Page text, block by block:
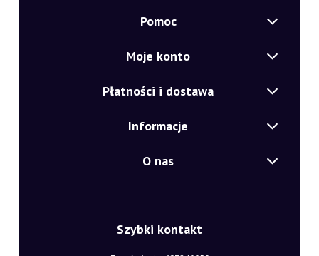
Pomoc
Moje konto
Płatności i dostawa
Informacje
O nas
Szybki kontakt